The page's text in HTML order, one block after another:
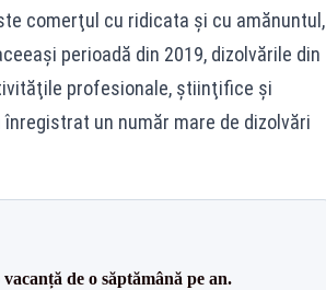
comerţul cu ridicata şi cu amănuntul,
perioadă din 2019, dizolvările din
profesionale, ştiinţifice şi
un număr mare de dizolvări
de o săptămână pe an.